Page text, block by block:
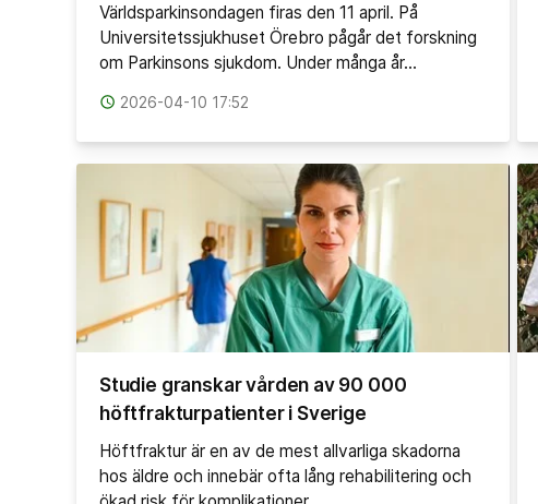
Världsparkinsondagen firas den 11 april. På
Universitetssjukhuset Örebro pågår det forskning
om Parkinsons sjukdom. Under många år…
access_time 2026-04-10 17:52
Studie granskar vården av 90 000
höftfrakturpatienter i Sverige
Höftfraktur är en av de mest allvarliga skadorna
hos äldre och innebär ofta lång rehabilitering och